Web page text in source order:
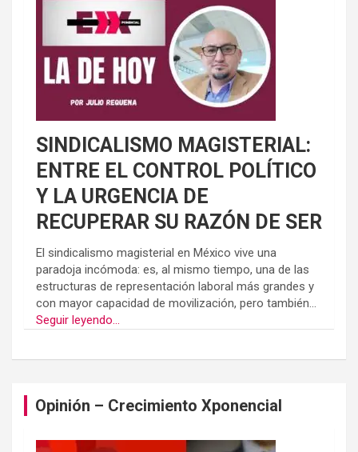
SINDICALISMO MAGISTERIAL:
ENTRE EL CONTROL POLÍTICO
Y LA URGENCIA DE
RECUPERAR SU RAZÓN DE SER
El sindicalismo magisterial en México vive una
paradoja incómoda: es, al mismo tiempo, una de las
estructuras de representación laboral más grandes y
con mayor capacidad de movilización, pero también...
Seguir leyendo...
Opinión – Crecimiento Xponencial